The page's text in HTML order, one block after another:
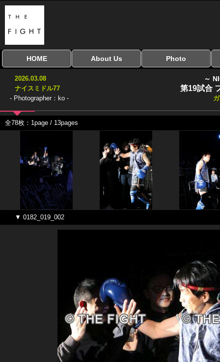
HOME
全興行を表示
ナイスミドル
アマチュアキック
協議会
全日本学生キック
建武館キッズ大会
Bigbang
おやじファイト
About Us Photo
2026.03.08
ナイスミドル77
- Photographer：ko -
～
第19試合
全78枚：1page / 13pages
▼ 0182_019_002